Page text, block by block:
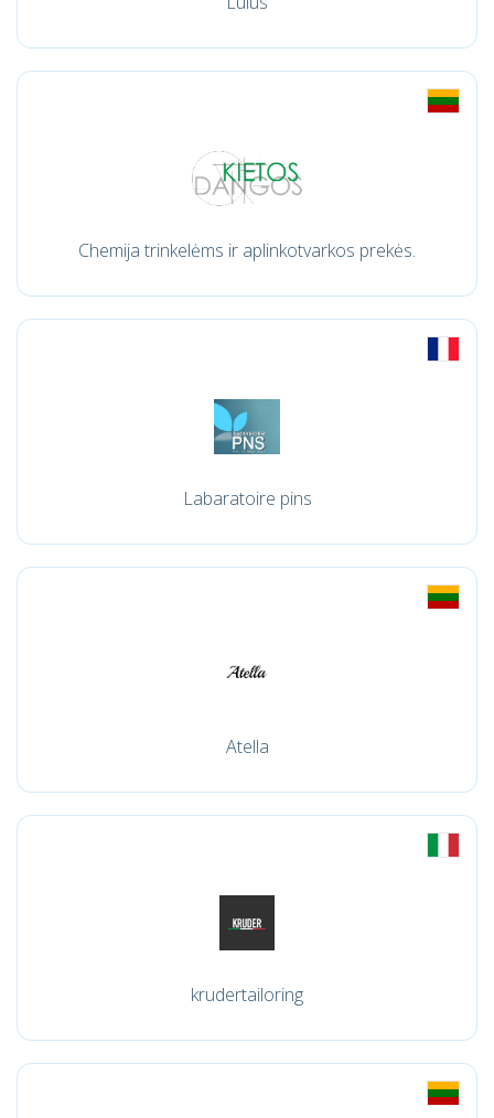
Chemija trinkelėms ir aplinkotvarkos prekės.
Labaratoire pins
Atella
krudertailoring